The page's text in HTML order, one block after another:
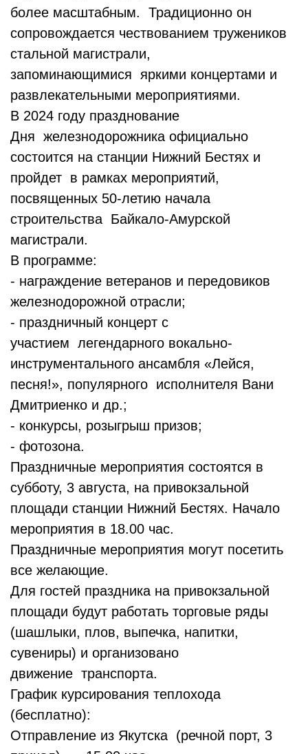
более масштабным. Традиционно он
сопровождается чествованием тружеников
стальной магистрали,
запоминающимися яркими концертами и
развлекательными мероприятиями.
В 2024 году празднование
Дня железнодорожника официально
состоится на станции Нижний Бестях и
пройдет в рамках мероприятий,
посвященных 50-летию начала
строительства Байкало-Амурской
магистрали.
В программе:
- награждение ветеранов и передовиков
железнодорожной отрасли;
- праздничный концерт с
участием легендарного вокально-
инструментального ансамбля «Лейся,
песня!», популярного исполнителя Вани
Дмитриенко и др.;
- конкурсы, розыгрыш призов;
- фотозона.
Праздничные мероприятия состоятся в
субботу, 3 августа, на привокзальной
площади станции Нижний Бестях. Начало
мероприятия в 18.00 час.
Праздничные мероприятия могут посетить
все желающие.
Для гостей праздника на привокзальной
площади будут работать торговые ряды
(шашлыки, плов, выпечка, напитки,
сувениры) и организовано
движение транспорта.
График курсирования теплохода
(бесплатно):
Отправление из Якутска (речной порт, 3